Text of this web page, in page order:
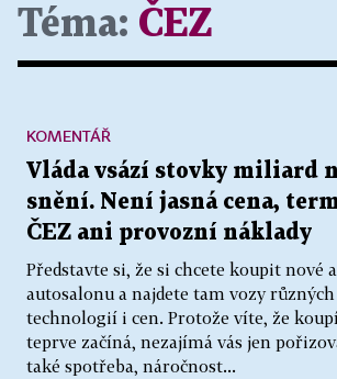
Téma: ČEZ
Vláda vsází stovky miliard
snění. Není jasná cena,
ČEZ ani provozní náklady
Představte si, že si chcete koupit nové
autosalonu a najdete tam vozy
technologií i cen. Protože víte, že
teprve začíná, nezajímá vás jen
také spotřeba, náročnost...
KOMENTÁŘ